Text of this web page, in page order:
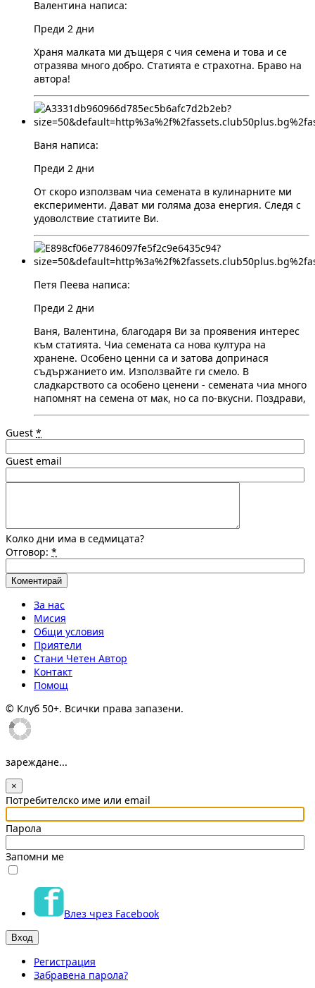
Валентина написа:
Преди 2 дни
Храня малката ми дъщеря с чия семена и това и се
отразява много добро. Статията е страхотна. Браво на
автора!
Ваня написа:
Преди 2 дни
От скоро използвам чиа семената в кулинарните ми
експерименти. Дават ми голяма доза енергия. Следя с
удоволствие статиите Ви.
Петя Пеева написа:
Преди 2 дни
Ваня, Валентина, благодаря Ви за проявения интерес
към статията. Чиа семената са нова култура на
хранене. Особено ценни са и затова допринася
съдържанието им. Използвайте ги смело. В
сладкарството са особено ценени - семената чиа много
напомнят на семена от мак, но са по-вкусни. Поздрави,
Guest *
Guest email
Колко дни има в седмицата?
Отговор: *
За нас
Мисия
Общи условия
Приятели
Стани Четен Автор
Контакт
Помощ
© Клуб 50+. Всички права запазени.
зареждане...
×
Потребителско име или email
Парола
Запомни ме
Влез чрез Facebook
Регистрация
Забравена парола?